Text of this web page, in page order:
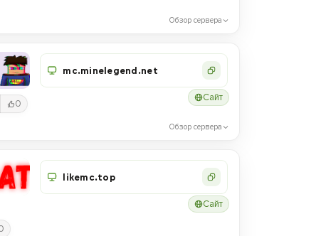
Обзор сервера
0
mc.minelegend.net
Сайт
Обзор сервера
likemc.top
Сайт